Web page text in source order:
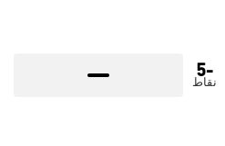
-5
نقاط